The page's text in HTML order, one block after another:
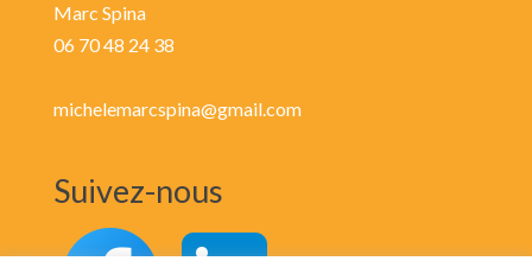
Marc Spina
06 70 48 24 38
michelemarcspina@gmail.com
Suivez-nous